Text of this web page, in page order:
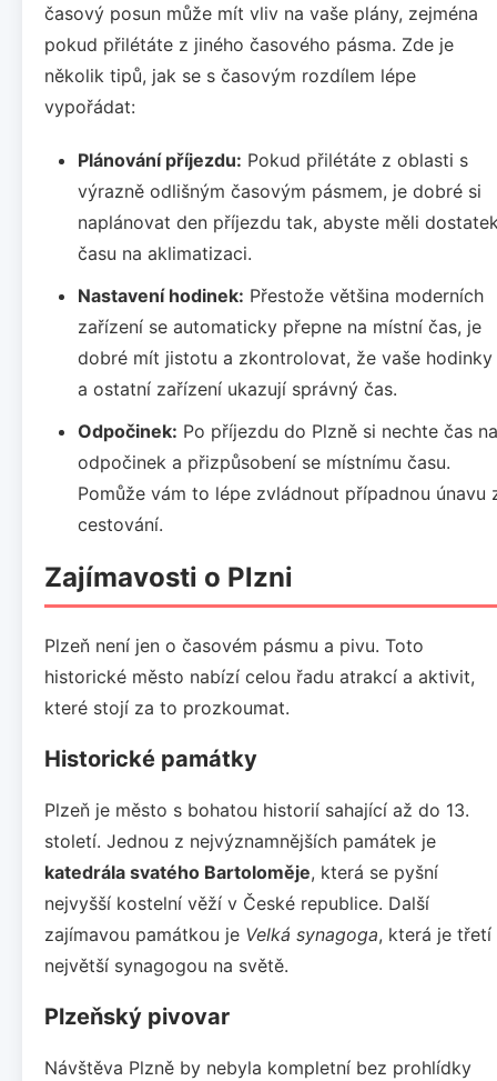
časový posun může mít vliv na vaše plány, zejména
pokud přilétáte z jiného časového pásma. Zde je
několik tipů, jak se s časovým rozdílem lépe
vypořádat:
Plánování příjezdu: Pokud přilétáte z oblasti s
výrazně odlišným časovým pásmem, je dobré si
naplánovat den příjezdu tak, abyste měli
času na aklimatizaci.
Nastavení hodinek: Přestože většina moderních
zařízení se automaticky přepne na místní čas, je
dobré mít jistotu a zkontrolovat, že vaše hodinky
a ostatní zařízení ukazují správný čas.
Odpočinek: Po příjezdu do Plzně si nechte čas na
odpočinek a přizpůsobení se místnímu času.
Pomůže vám to lépe zvládnout případnou únavu
cestování.
Zajímavosti o Plzni
Plzeň není jen o časovém pásmu a pivu. Toto
historické město nabízí celou řadu atrakcí a aktivit,
které stojí za to prozkoumat.
Historické památky
Plzeň je město s bohatou historií sahající až do 13.
století. Jednou z nejvýznamnějších památek je
katedrála svatého Bartoloměje, která se pyšní
nejvyšší kostelní věží v České republice. Další
zajímavou památkou je Velká synagoga, která je třetí
největší synagogou na světě.
Plzeňský pivovar
Návštěva Plzně by nebyla kompletní bez prohlídky